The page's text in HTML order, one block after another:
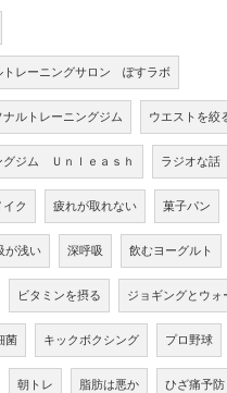
トレーニングサロン ぽすラボ
ルトレーニングジム ウエストを絞
グジム Ｕｎｌｅａｓｈ ラジオな話
ク 疲れが取れない 菓子パン
が浅い 深呼吸 飲むヨーグルト
ビタミンを摂る ジョギングとウォ
菌 キックボクシング プロ野球
朝トレ 脂肪は悪か ひざ痛予防